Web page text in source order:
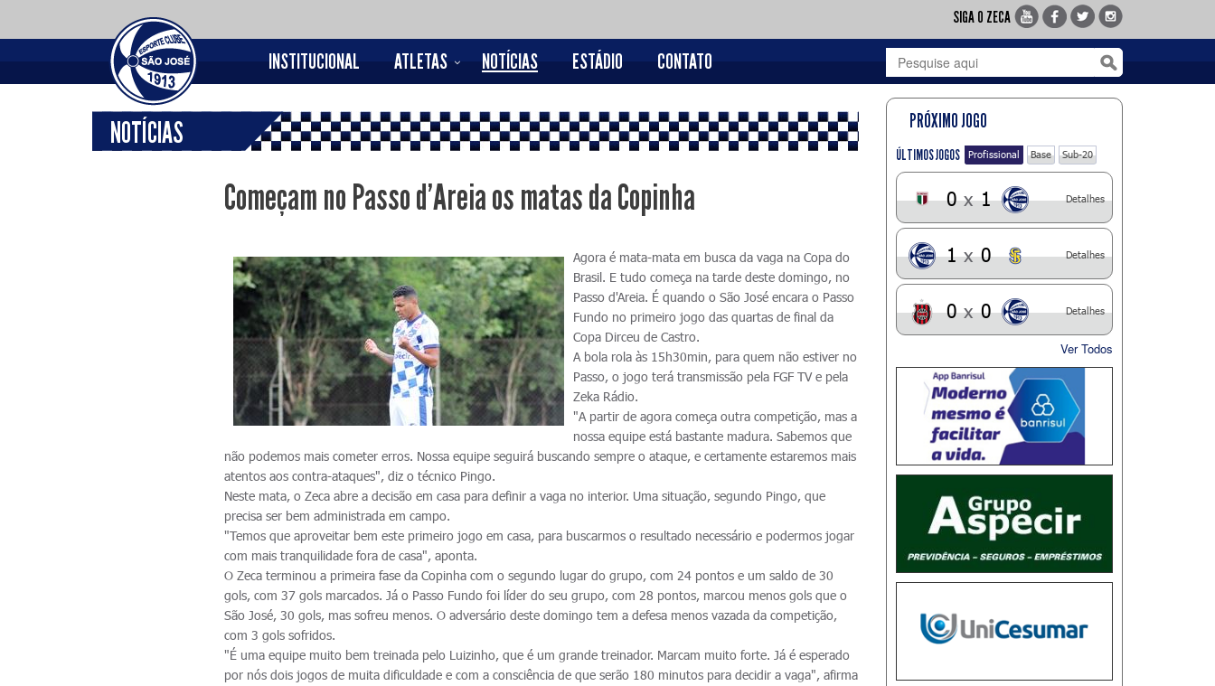
SIGA O ZECA
INSTITUCIONAL ATLETAS NOTÍCIAS ESTÁDIO CONTATO
NOTÍCIAS
Começam no Passo d'Areia os matas da Copinha
Agora é mata-mata em busca da vaga na Copa do
Brasil. E tudo começa na tarde deste domingo, no
Passo d'Areia. É quando o São José encara o Passo
Fundo no primeiro jogo das quartas de final da
Copa Dirceu de Castro.
A bola rola às 15h30min, para quem não estiver no
Passo, o jogo terá transmissão pela FGF TV e pela
Zeka Rádio.
"A partir de agora começa outra competição, mas a
nossa equipe está bastante madura. Sabemos que
não podemos mais cometer erros. Nossa equipe seguirá buscando sempre o ataque, e certamente estaremos mais
atentos aos contra-ataques", diz o técnico Pingo.
Neste mata, o Zeca abre a decisão em casa para definir a vaga no interior. Uma situação, segundo Pingo, que
precisa ser bem administrada em campo.
"Temos que aproveitar bem este primeiro jogo em casa, para buscarmos o resultado necessário e podermos jogar
com mais tranquilidade fora de casa", aponta.
O Zeca terminou a primeira fase da Copinha com o segundo lugar do grupo, com 24 pontos e um saldo de 30
gols, com 37 gols marcados. Já o Passo Fundo foi líder do seu grupo, com 28 pontos, marcou menos gols que o
São José, 30 gols, mas sofreu menos. O adversário deste domingo tem a defesa menos vazada da competição,
com 3 gols sofridos.
"É uma equipe muito bem treinada pelo Luizinho, que é um grande treinador. Marcam muito forte. Já é esperado
por nós dois jogos de muita dificuldade e com a consciência de que serão 180 minutos para decidir a vaga", afirma
PRÓXIMO JOGO
ÚLTIMOS JOGOS Profissional Base Sub-20
0 x 1 Detalhes
1 x 0 Detalhes
0 x 0 Detalhes
Ver Todos